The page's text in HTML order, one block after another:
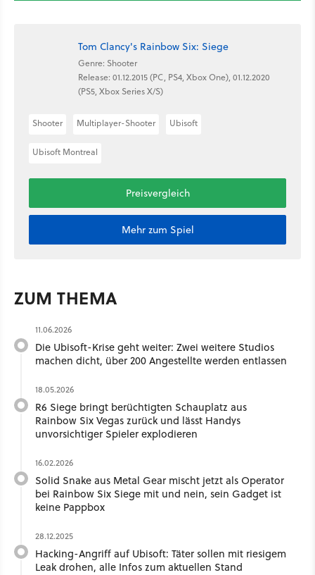
Tom Clancy's Rainbow Six: Siege
Genre: Shooter
Release: 01.12.2015 (PC, PS4, Xbox One), 01.12.2020
(PS5, Xbox Series X/S)
Shooter Multiplayer-Shooter Ubisoft
Ubisoft Montreal
Preisvergleich
Mehr zum Spiel
ZUM THEMA
11.06.2026
Die Ubisoft-Krise geht weiter: Zwei weitere Studios
machen dicht, über 200 Angestellte werden entlassen
18.05.2026
R6 Siege bringt berüchtigten Schauplatz aus
Rainbow Six Vegas zurück und lässt Handys
unvorsichtiger Spieler explodieren
16.02.2026
Solid Snake aus Metal Gear mischt jetzt als Operator
bei Rainbow Six Siege mit und nein, sein Gadget ist
keine Pappbox
28.12.2025
Hacking-Angriff auf Ubisoft: Täter sollen mit riesigem
Leak drohen, alle Infos zum aktuellen Stand